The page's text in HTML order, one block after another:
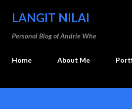
Langsung ke konten
LANGIT NILAI
Personal Blog of Andrie Whe
Home About Me